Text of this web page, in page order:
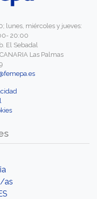
lunes, miércoles y jueves:
20:00
El Sebadal
Las Palmas
as